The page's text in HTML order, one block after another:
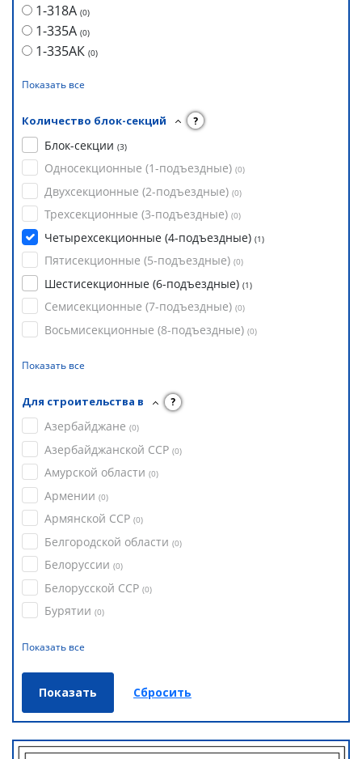
1-318А (0)
1-335А (0)
1-335АК (0)
Показать все
Количество блок-секций ?
Блок-секции (3)
Односекционные (1-подъездные) (0)
Двухсекционные (2-подъездные) (0)
Трехсекционные (3-подъездные) (0)
Четырехсекционные (4-подъездные) (1)
Пятисекционные (5-подъездные) (0)
Шестисекционные (6-подъездные) (1)
Семисекционные (7-подъездные) (0)
Восьмисекционные (8-подъездные) (0)
Показать все
Для строительства в ?
Азербайджане (0)
Азербайджанской ССР (0)
Амурской области (0)
Армении (0)
Армянской ССР (0)
Белгородской области (0)
Белоруссии (0)
Белорусской ССР (0)
Бурятии (0)
Показать все